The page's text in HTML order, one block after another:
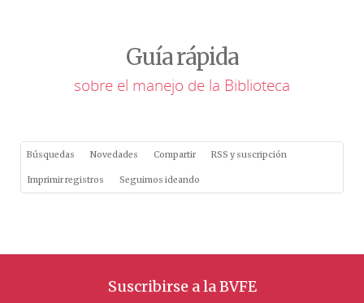
Guía rápida
sobre el manejo de la Biblioteca
Búsquedas Novedades Compartir RSS y suscripción
Imprimir registros Seguimos ideando
Suscribirse a la BVFE